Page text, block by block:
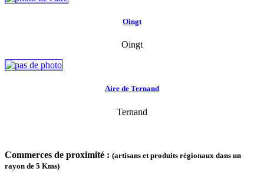
Oingt
Oingt
Aire de Ternand
Ternand
Commerces de proximité : (artisans et produits régionaux dans un
rayon de 5 Kms)